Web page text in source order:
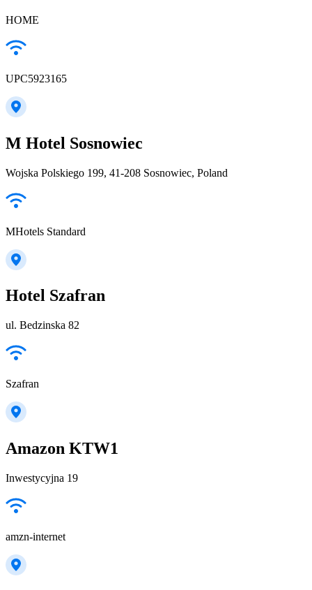
HOME
UPC5923165
M Hotel Sosnowiec
Wojska Polskiego 199, 41-208 Sosnowiec, Poland
MHotels Standard
Hotel Szafran
ul. Bedzinska 82
Szafran
Amazon KTW1
Inwestycyjna 19
amzn-internet